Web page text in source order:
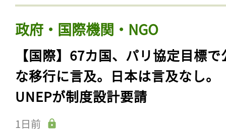
政府・国際機関・NGO
【国際】67カ国、パリ協定目標で
な移行に言及。日本は言及なし。
UNEPが制度設計要請
1日前